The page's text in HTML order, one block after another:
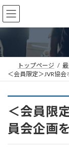
コ
ン
テ
ツ
へ
ナ
ビ
ゲ
シ
ョ
トップページ
＜会員限定＞JVR協会
＜会員限
員会企画